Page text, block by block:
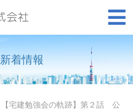
新着情報
【宅建勉強会の軌跡】第２話 公